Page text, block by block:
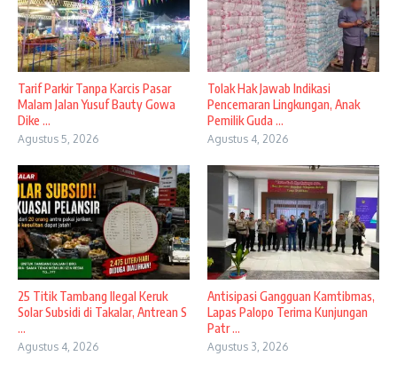
Tarif Parkir Tanpa Karcis Pasar
Malam Jalan Yusuf Bauty Gowa
Dike ...
Agustus 5, 2026
Tolak Hak Jawab Indikasi
Pencemaran Lingkungan, Anak
Pemilik Guda ...
Agustus 4, 2026
25 Titik Tambang Ilegal Keruk
Solar Subsidi di Takalar, Antrean S
...
Agustus 4, 2026
Antisipasi Gangguan Kamtibmas,
Lapas Palopo Terima Kunjungan
Patr ...
Agustus 3, 2026